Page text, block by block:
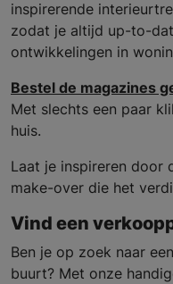
inspirerende
zodat je altijd up-to-
ontwikkelingen in
Bestel de magazines
Met slechts een paar
huis.
Laat je inspireren door
make-over die het
Vind een
Ben je op zoek naar
buurt? Met onze